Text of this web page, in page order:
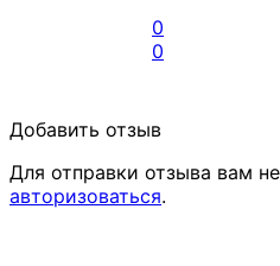
0
0
Добавить отзыв
Для отправки отзыва вам
авторизоваться.